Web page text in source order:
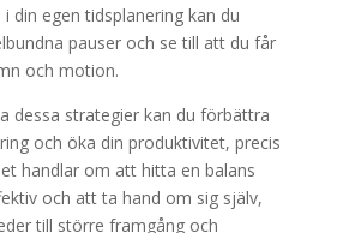
din egen tidsplanering kan du
pauser och se till att du får
och motion.
dessa strategier kan du förbättra
och öka din produktivitet, precis
handlar om att hitta en balans
och att ta hand om sig själv,
till större framgång och